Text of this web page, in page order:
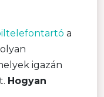
a
igazán
Hogyan